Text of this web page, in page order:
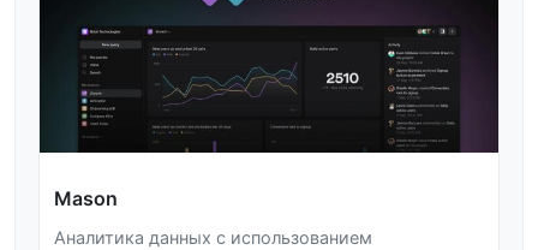
Mason
Аналитика данных с использованием